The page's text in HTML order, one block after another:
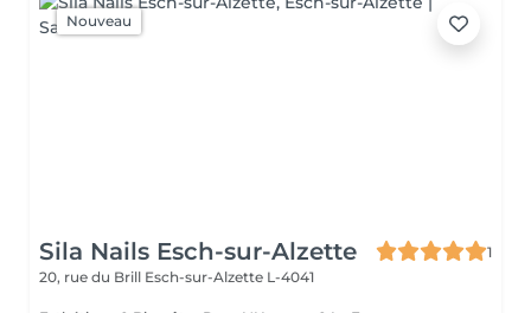
Nouveau
Sila Nails Esch-sur-Alzette
1
20, rue du Brill Esch-sur-Alzette L-4041